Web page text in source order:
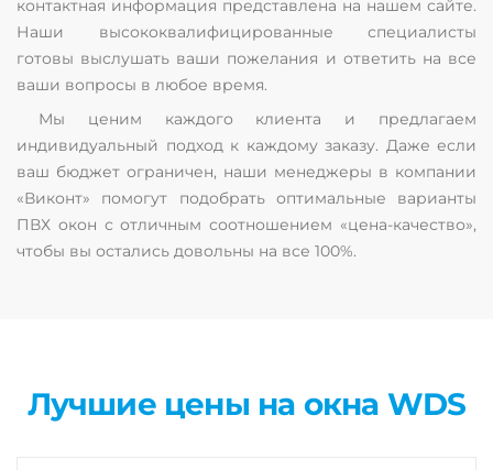
контактная информация представлена на нашем сайте.
Наши высококвалифицированные специалисты
готовы выслушать ваши пожелания и ответить на все
ваши вопросы в любое время.
Мы ценим каждого клиента и предлагаем
индивидуальный подход к каждому заказу. Даже если
ваш бюджет ограничен, наши менеджеры в компании
«Виконт» помогут подобрать оптимальные варианты
ПВХ окон с отличным соотношением «цена-качество»,
чтобы вы остались довольны на все 100%.
Лучшие цены на окна WDS